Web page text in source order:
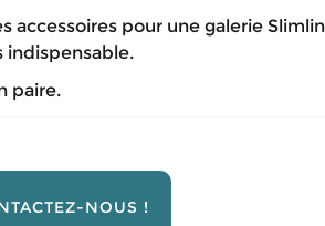
accessoires pour une galerie
indispensable.
paire.
NOUS !